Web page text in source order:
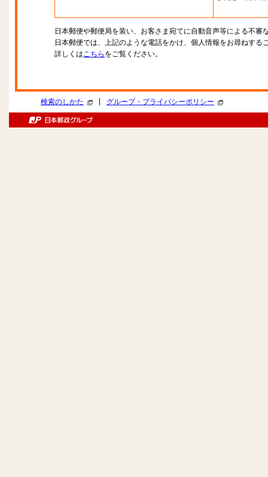
日本郵便や郵便局を装い、お客さま宛てに自動音声等による不審
日本郵便では、上記のような電話をかけ、個人情報をお尋ねする
詳しくはこちら をご覧ください。
検索のしかた グループ・プライバシーポリシー